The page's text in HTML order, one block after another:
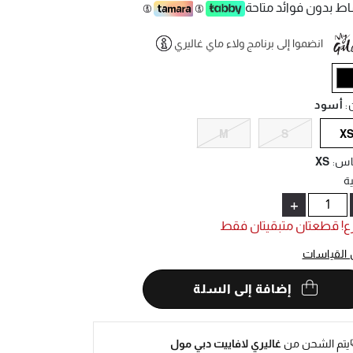
بدون فوائد متاحة
انضموا إلى برنامج ولاء ماي غاليري
selected
: أسود
XS
S
M
:
XS
+
قطعتان متبقيتان فقط
القياسات
إضافة إلى السلة
يتم الشحن منغاليري لافاييت دبي مول